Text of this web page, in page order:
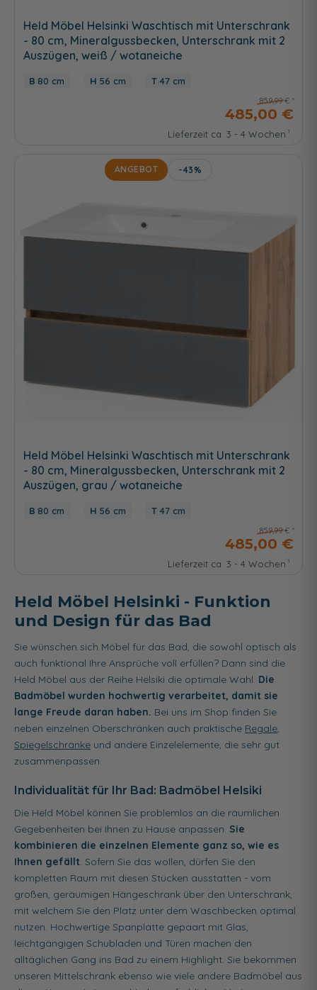
Held Möbel Helsinki Waschtisch mit Unterschrank
- 80 cm, Mineralgussbecken, Unterschrank mit 2
Auszügen, weiß / wotaneiche
80 cm 56 cm 47 cm
859,99 €
485,00 €
Lieferzeit ca. 3 - 4 Wochen
ANGEBOT -43%
Held Möbel Helsinki Waschtisch mit Unterschrank
- 80 cm, Mineralgussbecken, Unterschrank mit 2
Auszügen, grau / wotaneiche
80 cm 56 cm 47 cm
859,99 €
485,00 €
Lieferzeit ca. 3 - 4 Wochen
Held Möbel Helsinki - Funktion
und Design für das Bad
Sie wünschen sich Möbel für das Bad, die sowohl optisch als
auch funktional Ihre Ansprüche voll erfüllen? Dann sind die
Held Möbel aus der Reihe Helsiki die optimale Wahl. Die
Badmöbel wurden hochwertig verarbeitet, damit sie
lange Freude daran haben. Bei uns im Shop finden Sie
neben einzelnen Oberschränken auch praktische Regale,
Spiegelschränke und andere Einzelelemente, die sehr gut
zusammenpassen.
Individualität für Ihr Bad: Badmöbel Helsiki
Die Held Möbel können Sie problemlos an die räumlichen
Gegebenheiten bei Ihnen zu Hause anpassen. Sie
kombinieren die einzelnen Elemente ganz so, wie es
Ihnen gefällt. Sofern Sie das wollen, dürfen Sie den
kompletten Raum mit diesen Stücken ausstatten - vom
großen, geräumigen Hängeschrank über den Unterschrank,
mit welchem Sie den Platz unter dem Waschbecken optimal
nutzen. Hochwertige Spanplatte gepaart mit Glas,
leichtgängigen Schubladen und Türen machen den
alltäglichen Gang ins Bad zu einem Highlight. Sie bekommen
unseren Mittelschrank ebenso wie viele andere Badmöbel aus